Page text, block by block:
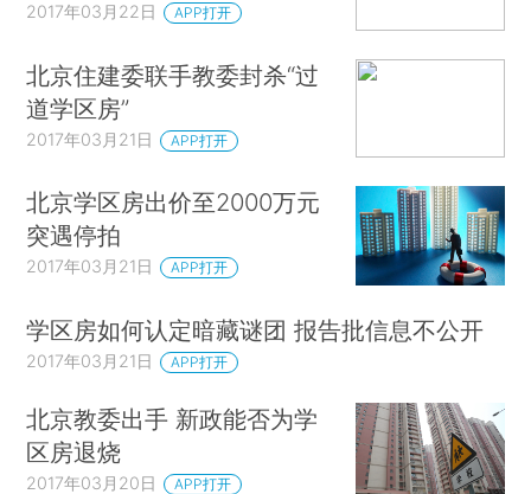
2017年03月22日 APP打开
北京住建委联手教委封杀“过
道学区房”
2017年03月21日 APP打开
北京学区房出价至2000万元
突遇停拍
2017年03月21日 APP打开
学区房如何认定暗藏谜团 报告批信息不公开
2017年03月21日 APP打开
北京教委出手 新政能否为学
区房退烧
2017年03月20日 APP打开